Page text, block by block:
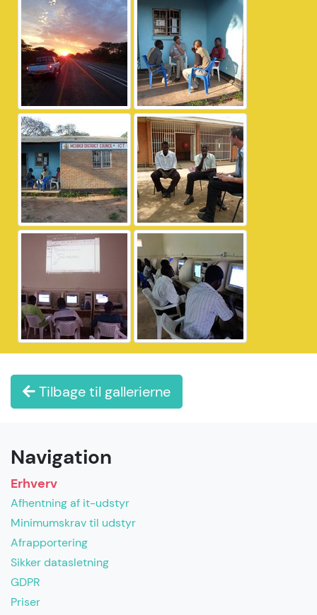
Tilbage til gallerierne
Navigation
Erhverv
Afhentning af it-udstyr
Minimumskrav til udstyr
Afrapportering
Sikker datasletning
GDPR
Priser